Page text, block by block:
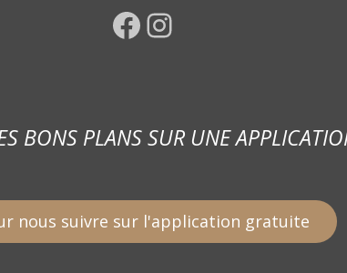
Facebook Instagram
BONS PLANS SUR UNE
nous suivre sur l'application gratuite